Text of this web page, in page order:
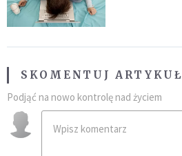
SKOMENTUJ ARTYKUŁ
Podjąć na nowo kontrolę nad życiem